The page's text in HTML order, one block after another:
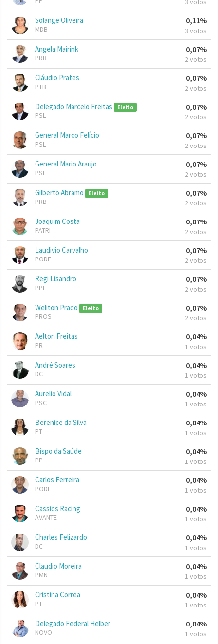
3 votos
Solange Oliveira
MDB
0,11%
3 votos
Angela Mairink
PRB
0,07%
2 votos
Cláudio Prates
PTB
0,07%
2 votos
Delegado Marcelo Freitas Eleito
PSL
0,07%
2 votos
General Marco Felício
PSL
0,07%
2 votos
General Mario Araujo
PSL
0,07%
2 votos
Gilberto Abramo Eleito
PRB
0,07%
2 votos
Joaquim Costa
PATRI
0,07%
2 votos
Laudivio Carvalho
PODE
0,07%
2 votos
Regi Lisandro
PPL
0,07%
2 votos
Weliton Prado Eleito
PROS
0,07%
2 votos
Aelton Freitas
PR
0,04%
1 votos
André Soares
DC
0,04%
1 votos
Aurelio Vidal
PSC
0,04%
1 votos
Berenice da Silva
PT
0,04%
1 votos
Bispo da Saúde
PP
0,04%
1 votos
Carlos Ferreira
PODE
0,04%
1 votos
Cassios Racing
AVANTE
0,04%
1 votos
Charles Felizardo
DC
0,04%
1 votos
Claudio Moreira
PMN
0,04%
1 votos
Cristina Correa
PT
0,04%
1 votos
Delegado Federal Helber
NOVO
0,04%
1 votos